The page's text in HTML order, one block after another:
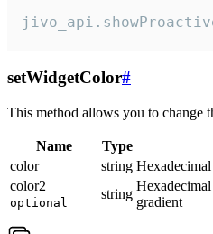
setWidgetColor#
This method allows you to change
Name Type
color
string
color2
optional
string
gradient